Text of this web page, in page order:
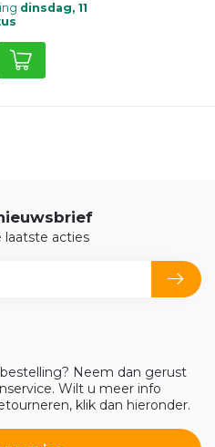
dinsdag, 11
Neem dan gerust
Wilt u meer info
klik dan hieronder.
laatste acties